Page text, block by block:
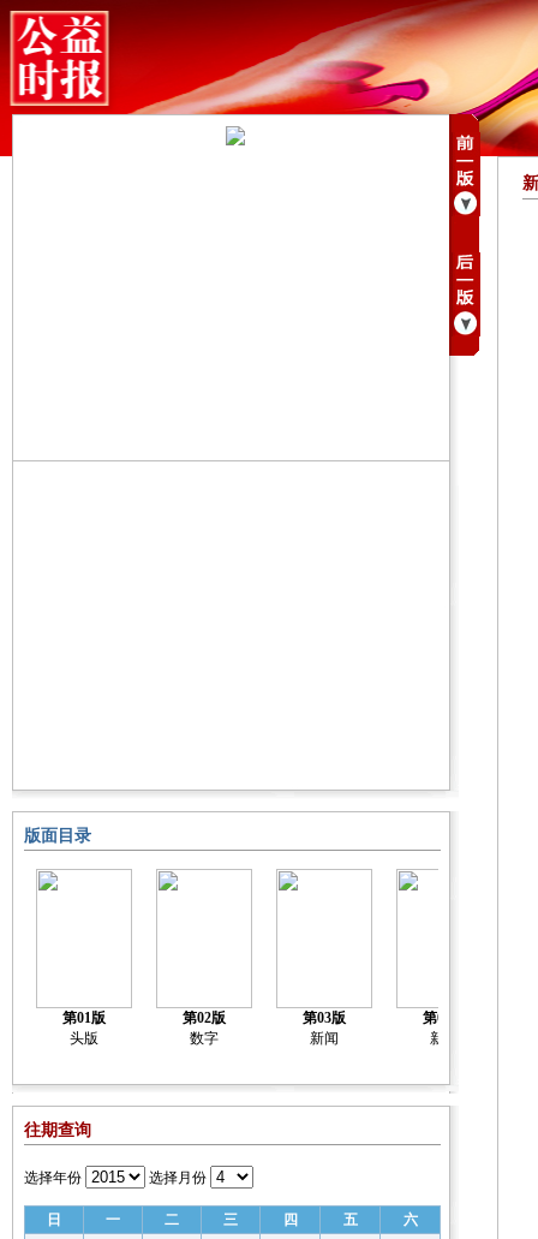
版面目录
第01版
头版
第02版
数字
第03版
新闻
第04版
新闻
往期查询
选择年份 选择月份
日 一 二 三 四 五 六